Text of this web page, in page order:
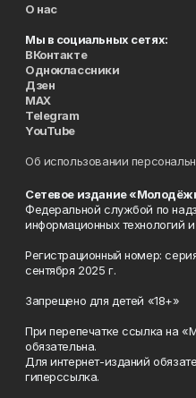
О нас
Мы в социальных сетях:
ВКонтакте
Одноклассники
Дзен
MAX
Telegram
YouTube
Об использовании
Сетевое издание
Федеральной службой по
информационных технологий
Регистрационный номер:
сентября 2025 г.
Запрещено для детей «18+»
При перепечатке ссылка на
обязательна.
Для интернет-изданий
гиперссылка.